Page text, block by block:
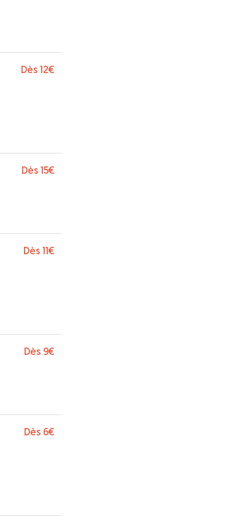
Dès 12€
Dès 15€
Dès 11€
Dès 9€
Dès 6€